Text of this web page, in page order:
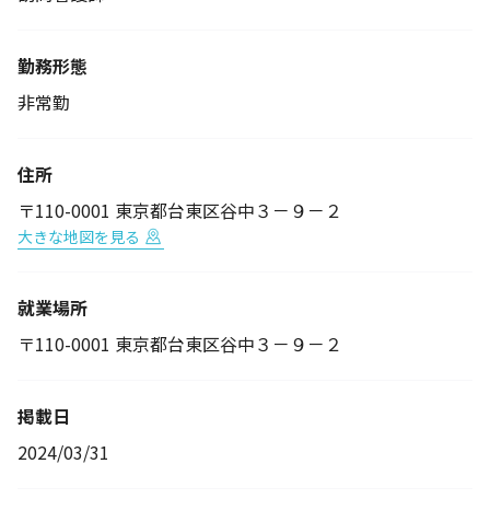
勤務形態
非常勤
住所
〒110-0001 東京都台東区谷中３－９－２
大きな地図を見る
就業場所
〒110-0001 東京都台東区谷中３－９－２
掲載日
2024/03/31